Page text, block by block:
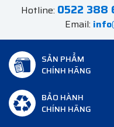
Hotline: 0522 388
Email:
SẢN PHẨM
CHÍNH HÃNG
BẢO HÀNH
CHÍNH HÃNG